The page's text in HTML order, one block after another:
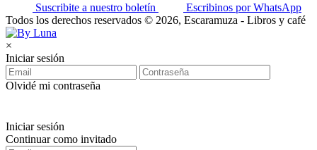
Suscribite a nuestro boletín
Escribinos por WhatsApp
Todos los derechos reservados © 2026, Escaramuza - Libros y café
×
Iniciar sesión
Olvidé mi contraseña
Iniciar sesión
Continuar como invitado